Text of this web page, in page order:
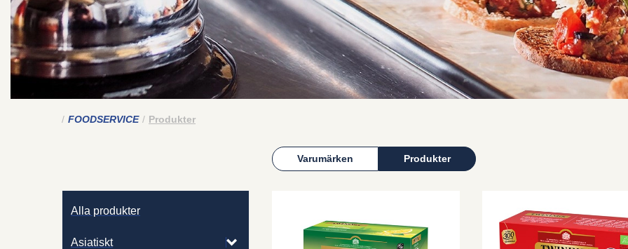
FOODSERVICE Produkter
Alla produkter
Asiatiskt
Varumärken Produkter